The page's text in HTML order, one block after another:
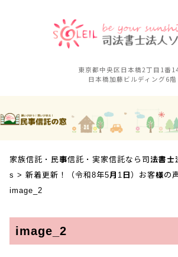
東京都中央区日本橋2丁目1番
日本橋加藤ビルディング6階
家
障害のある子の
親なき後対策
相
ご
事業承継対策
セ
家族信託・民事信託・実家信託なら司法書士
s > 新着更新！（令和8年5月1日）お客様の
image_2
image_2